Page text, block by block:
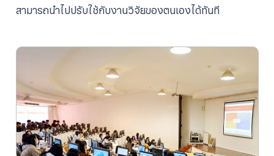
สามารถนำไปปรับใช้กับงานวิจัยของตนเองได้ทันที